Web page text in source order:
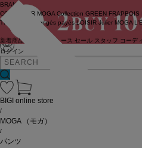
ログイン
BRAND
COUTURIER MOGA Collection GREEN FRAPBOIS
TRISTESSE
congés payés LOISIR Julier MOGA
新着商品 ニュース セール スタッフ コーデ
BIGI online store
/
MOGA （モガ）
/
パンツ